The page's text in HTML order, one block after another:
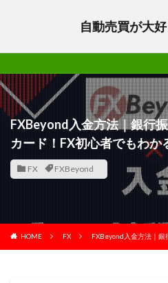
自動売買が大
FXBeyond入金方法｜銀行
カード！FX初心者でもわか
FX FXBeyond
HOME FX FXBeyond入金方法｜